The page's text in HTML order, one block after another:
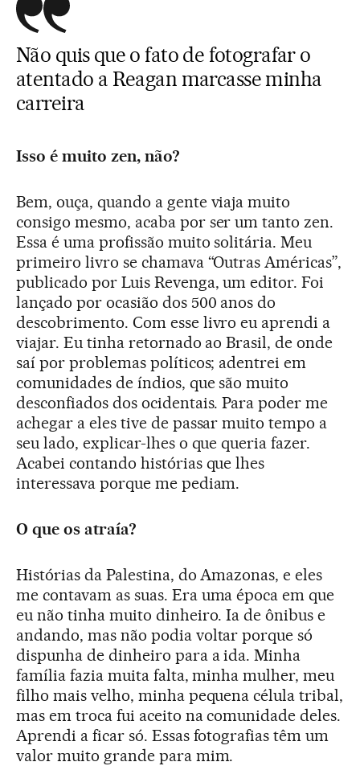
Não quis que o fato de fotografar o
atentado a Reagan marcasse minha
carreira
Isso é muito zen, não?
Bem, ouça, quando a gente viaja muito
consigo mesmo, acaba por ser um tanto zen.
Essa é uma profissão muito solitária. Meu
primeiro livro se chamava “Outras Américas”,
publicado por Luis Revenga, um editor. Foi
lançado por ocasião dos 500 anos do
descobrimento. Com esse livro eu aprendi a
viajar. Eu tinha retornado ao Brasil, de onde
saí por problemas políticos; adentrei em
comunidades de índios, que são muito
desconfiados dos ocidentais. Para poder me
achegar a eles tive de passar muito tempo a
seu lado, explicar-lhes o que queria fazer.
Acabei contando histórias que lhes
interessava porque me pediam.
O que os atraía?
Histórias da Palestina, do Amazonas, e eles
me contavam as suas. Era uma época em que
eu não tinha muito dinheiro. Ia de ônibus e
andando, mas não podia voltar porque só
dispunha de dinheiro para a ida. Minha
família fazia muita falta, minha mulher, meu
filho mais velho, minha pequena célula tribal,
mas em troca fui aceito na comunidade deles.
Aprendi a ficar só. Essas fotografias têm um
valor muito grande para mim.